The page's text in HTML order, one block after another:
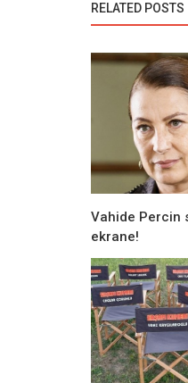
RELATED POSTS
Vahide Percin
ekrane!